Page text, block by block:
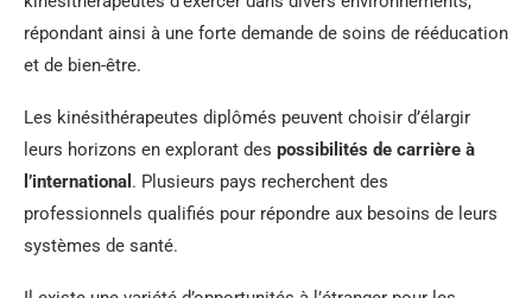
répondant ainsi à une forte demande de soins de rééducation
et de bien-être.
Les kinésithérapeutes diplômés peuvent choisir d’élargir
leurs horizons en explorant des possibilités de carrière à
l’international . Plusieurs pays recherchent des
professionnels qualifiés pour répondre aux besoins de leurs
systèmes de santé.